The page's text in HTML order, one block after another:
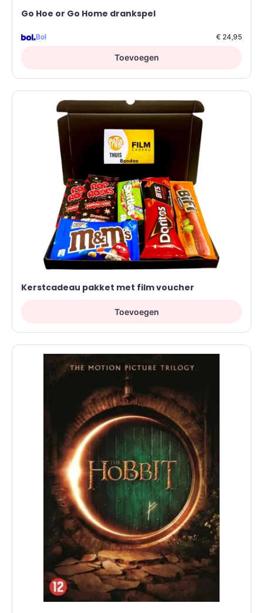
Go Hoe or Go Home drankspel
Bol € 24,95
Toevoegen
Kerstcadeau pakket met film voucher
Toevoegen